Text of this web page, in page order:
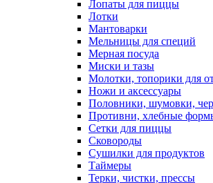
Лопаты для пиццы
Лотки
Мантоварки
Мельницы для специй
Мерная посуда
Миски и тазы
Молотки, топорики для
Ножи и аксессуары
Половники, шумовки,
Противни, хлебные
Сетки для пиццы
Сковороды
Сушилки для продуктов
Таймеры
Терки, чистки, прессы